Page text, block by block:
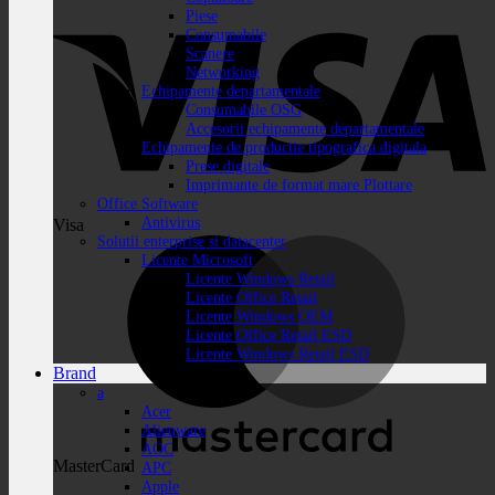
Visa
MasterCard
Piese
Consumabile
Scanere
Networking
Echipamente departamentale
Consumabile OSG
Accesorii echipamente departamentale
Echipamente de productie tipografica digitala
Prese digitale
Imprimante de format mare Plottare
Office Software
Antivirus
Solutii enterprise si datacenter
Licente Microsoft
Licente Windows Retail
Licente Office Retail
Licente Windows OEM
Licente Office Retail ESD
Licente Windows Retail ESD
Brand
a
Acer
Alienware
AOC
APC
Apple